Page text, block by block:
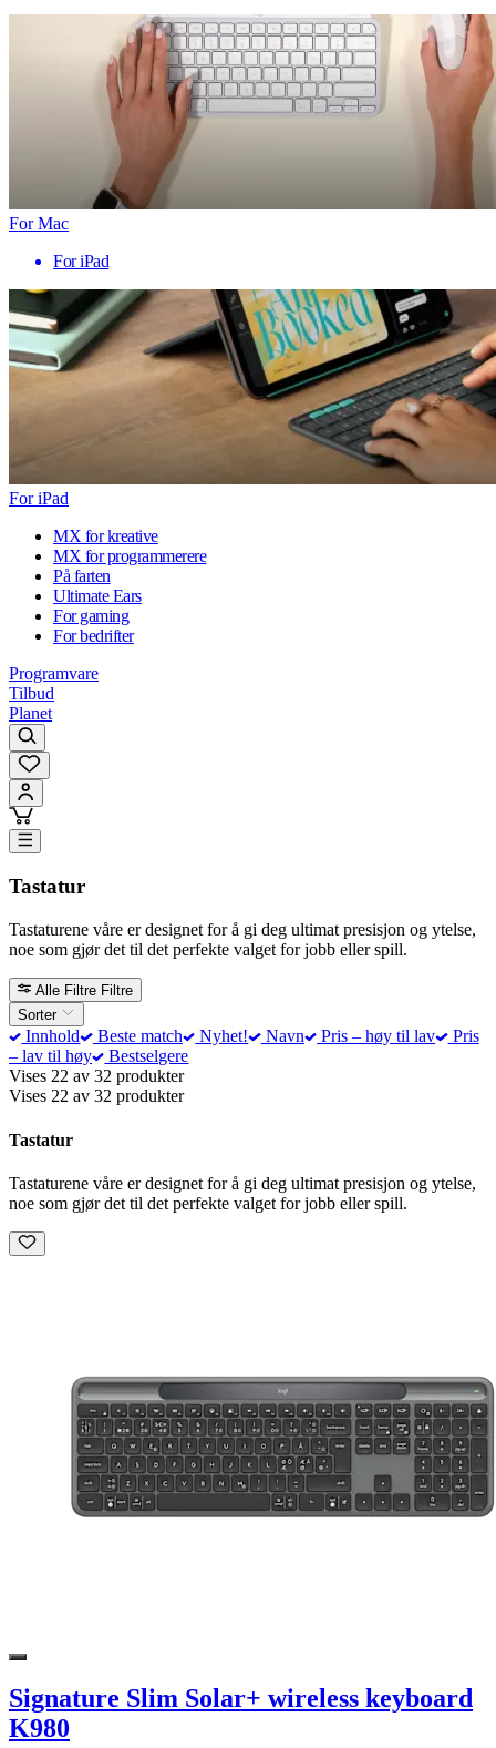
For Mac
For iPad
For iPad
MX for kreative
MX for programmerere
På farten
Ultimate Ears
For gaming
For bedrifter
Programvare
Tilbud
Planet
Tastatur
Tastaturene våre er designet for å gi deg ultimat presisjon og ytelse,
noe som gjør det til det perfekte valget for jobb eller spill.
Alle Filtre Filtre
Sorter
Innhold Beste match Nyhet! Navn Pris – høy til lav
Pris
– lav til høy
Bestselgere
Vises 22 av 32 produkter
Vises 22 av 32 produkter
Tastatur
Tastaturene våre er designet for å gi deg ultimat presisjon og ytelse,
noe som gjør det til det perfekte valget for jobb eller spill.
Signature Slim Solar+ wireless keyboard
K980